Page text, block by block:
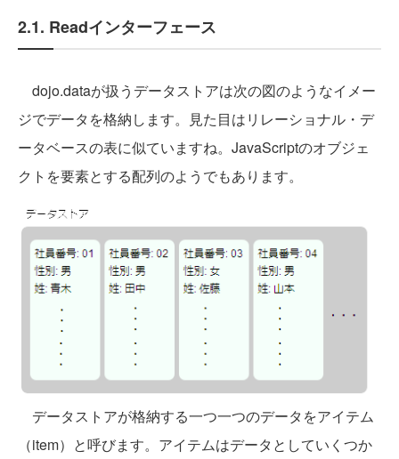
2.1. Readインターフェース
dojo.dataが扱うデータストアは次の図のようなイメー
ジでデータを格納します。見た目はリレーショナル・デ
ータベースの表に似ていますね。JavaScriptのオブジェ
クトを要素とする配列のようでもあります。
データストアが格納する一つ一つのデータをアイテム
（item）と呼びます。アイテムはデータとしていくつか